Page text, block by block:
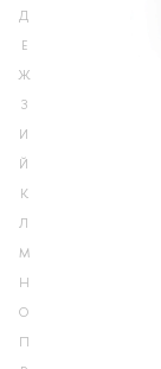
Д
Е
Ж
З
И
Й
К
Л
М
Н
О
П